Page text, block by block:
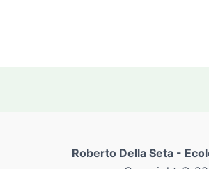
Roberto Della Seta -